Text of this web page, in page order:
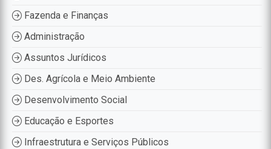
Fazenda e Finanças
Administração
Assuntos Jurídicos
Des. Agrícola e Meio Ambiente
Desenvolvimento Social
Educação e Esportes
Infraestrutura e Serviços Públicos